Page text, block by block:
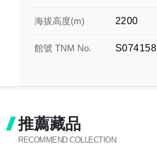
海拔高度(m) 2200
館號 TNM No. S074158
推薦藏品
RECOMMEND COLLECTION